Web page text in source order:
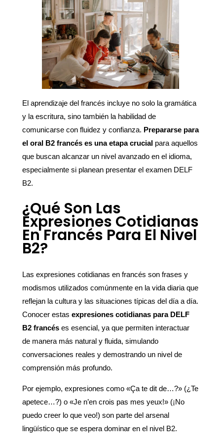
El aprendizaje del francés incluye no solo la gramática
y la escritura, sino también la habilidad de
comunicarse con fluidez y confianza. Prepararse para
el oral B2 francés es una etapa crucial para aquellos
que buscan alcanzar un nivel avanzado en el idioma,
especialmente si planean presentar el examen DELF
B2.
¿Qué Son Las
Expresiones Cotidianas
En Francés Para El Nivel
B2?
Las expresiones cotidianas en francés son frases y
modismos utilizados comúnmente en la vida diaria que
reflejan la cultura y las situaciones típicas del día a día.
Conocer estas expresiones cotidianas para DELF
B2 francés es esencial, ya que permiten interactuar
de manera más natural y fluida, simulando
conversaciones reales y demostrando un nivel de
comprensión más profundo.
Por ejemplo, expresiones como «Ça te dit de…?» (¿Te
apetece…?) o «Je n’en crois pas mes yeux!» (¡No
puedo creer lo que veo!) son parte del arsenal
lingüístico que se espera dominar en el nivel B2.